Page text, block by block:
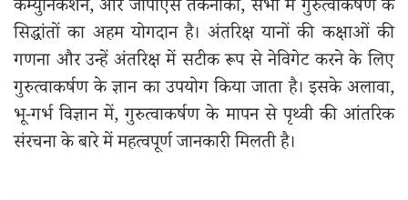
कम्युनिकेशन, और जीपीएस तकनीकी, सभी में गुरुत्वाकर्षण के
सिद्धांतों का अहम योगदान है। अंतरिक्ष यानों की कक्षाओं की
गणना और उन्हें अंतरिक्ष में सटीक रूप से नेविगेट करने के लिए
गुरुत्वाकर्षण के ज्ञान का उपयोग किया जाता है। इसके अलावा,
भू-गर्भ विज्ञान में, गुरुत्वाकर्षण के मापन से पृथ्वी की आंतरिक
संरचना के बारे में महत्वपूर्ण जानकारी मिलती है।